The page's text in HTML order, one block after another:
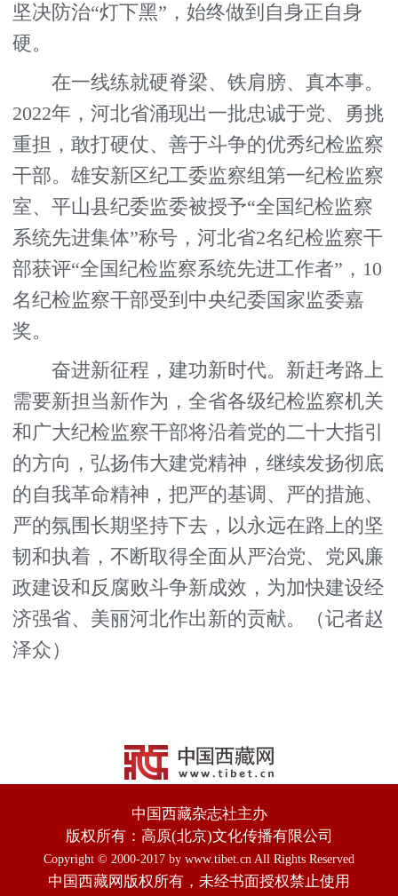
坚决防治“灯下黑”，始终做到自身正自身
硬。
在一线练就硬脊梁、铁肩膀、真本事。
2022年，河北省涌现出一批忠诚于党、勇挑
重担，敢打硬仗、善于斗争的优秀纪检监察
干部。雄安新区纪工委监察组第一纪检监察
室、平山县纪委监委被授予“全国纪检监察
系统先进集体”称号，河北省2名纪检监察干
部获评“全国纪检监察系统先进工作者”，10
名纪检监察干部受到中央纪委国家监委嘉
奖。
奋进新征程，建功新时代。新赶考路上
需要新担当新作为，全省各级纪检监察机关
和广大纪检监察干部将沿着党的二十大指引
的方向，弘扬伟大建党精神，继续发扬彻底
的自我革命精神，把严的基调、严的措施、
严的氛围长期坚持下去，以永远在路上的坚
韧和执着，不断取得全面从严治党、党风廉
政建设和反腐败斗争新成效，为加快建设经
济强省、美丽河北作出新的贡献。（记者赵
泽众）
中国西藏杂志社主办
版权所有：高原(北京)文化传播有限公司
Copyright © 2000-2017 by www.tibet.cn All Rights Reserved
中国西藏网版权所有，未经书面授权禁止使用